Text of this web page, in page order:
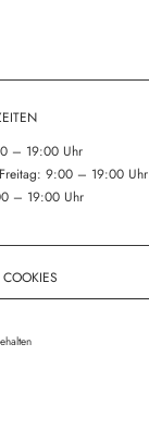
– 19:00 Uhr
9:00 – 19:00 Uhr
– 19:00 Uhr
COOKIES